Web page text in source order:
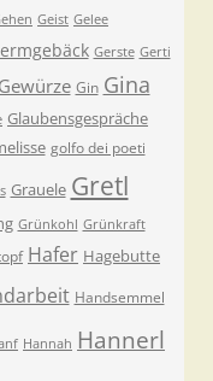
Geist Gelee
Gerste Gerti
Gewürze Gin Gina
Glaubensgespräche
golfo dei poeti
Grauele Gretl
Grünkohl Grünkraft
Hafer Hagebutte
Handsemmel
Hannah Hannerl